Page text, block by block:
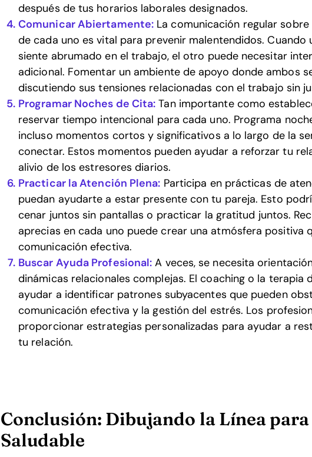
después de tus horarios laborales designados.
Comunicar Abiertamente: La comunicación regular
de cada uno es vital para prevenir malentendidos. Cuando
siente abrumado en el trabajo, el otro puede necesitar
adicional. Fomentar un ambiente de apoyo donde ambos
discutiendo sus tensiones relacionadas con el trabajo sin
Programar Noches de Cita: Tan importante como
reservar tiempo intencional para cada uno. Programa
incluso momentos cortos y significativos a lo largo de la
conectar. Estos momentos pueden ayudar a reforzar tu
alivio de los estresores diarios.
Practicar la Atención Plena: Participa en prácticas de
puedan ayudarte a estar presente con tu pareja. Esto
cenar juntos sin pantallas o practicar la gratitud juntos.
aprecias en cada uno puede crear una atmósfera positiva
comunicación efectiva.
Buscar Ayuda Profesional: A veces, se necesita
dinámicas relacionales complejas. El coaching o la terapia
ayudar a identificar patrones subyacentes que pueden
comunicación efectiva y la gestión del estrés. Los
proporcionar estrategias personalizadas para ayudar a
tu relación.
Conclusión: Dibujando la Línea
Saludable